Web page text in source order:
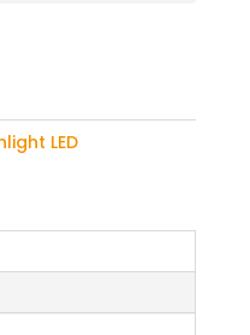
LED